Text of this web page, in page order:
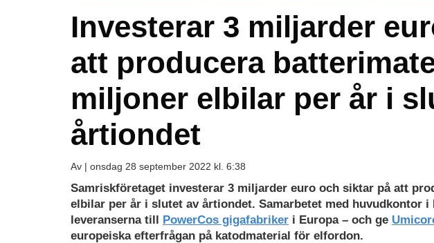
Investerar 3 miljarder
att producera
miljoner elbilar per år i
årtiondet
Av | onsdag 28 september 2022 kl. 6:38
Samriskföretaget investerar 3 miljarder euro och siktar på att
elbilar per år i slutet av årtiondet. Samarbetet med huvudkontor
leveranserna till PowerCos gigafabriker i Europa – och ge
europeiska efterfrågan på katodmaterial för elfordon.